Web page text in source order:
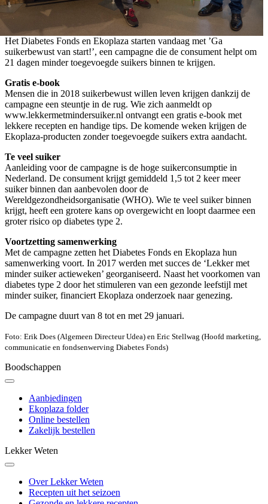
Het Diabetes Fonds en Ekoplaza starten vandaag met ’Ga
suikerbewust van start!’, een campagne die de consument helpt om
21 dagen minder toegevoegde suikers binnen te krijgen.
Gratis e-book
Mensen die in 2018 suikerbewust willen leven krijgen dankzij de
campagne een steuntje in de rug. Wie zich aanmeldt op
www.lekkermetmindersuiker.nl ontvangt een gratis e-book met
lekkere recepten en handige tips. De komende weken krijgen de
Ekoplaza-producten zonder toegevoegde suikers extra aandacht.
Te veel suiker
Aanleiding voor de campagne is de hoge suikerconsumptie in
Nederland. De consument krijgt gemiddeld 1,5 tot 2 keer meer
suiker binnen dan aanbevolen door de
Wereldgezondheidsorganisatie (WHO). Wie te veel suiker binnen
krijgt, heeft een grotere kans op overgewicht en loopt daarmee een
groter risico op diabetes type 2.
Voortzetting samenwerking
Met de campagne zetten het Diabetes Fonds en Ekoplaza hun
samenwerking voort. In 2017 werden met succes de ‘Lekker met
minder suiker actieweken’ georganiseerd. Naast het voorkomen van
diabetes type 2 door het stimuleren van een gezonde leefstijl met
minder suiker, financiert Ekoplaza onderzoek naar genezing.
De campagne duurt van 8 tot en met 29 januari.
Foto: Erik Does (Algemeen Directeur Udea) en Eric Stellwag (Hoofd marketing,
communicatie en fondsenwerving Diabetes Fonds)
Boodschappen
Aanbiedingen
Ekoplaza folder
Online bestellen
Zakelijk bestellen
Lekker Weten
Over Lekker Weten
Recepten uit het seizoen